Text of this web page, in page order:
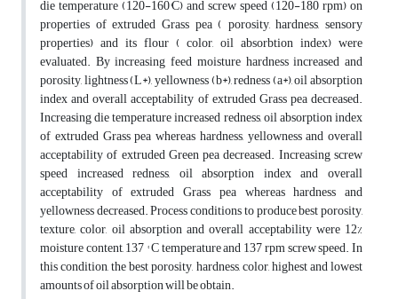
die temperature (120-160°C) and screw speed (120-180 rpm) on
properties of extruded Grass pea ( porosity, hardness, sensory
properties) and its flour ( color, oil absorbtion index) were
evaluated. By increasing feed moisture hardness increased and
porosity, lightness (L*), yellowness (b*), redness (a*), oil absorption
index and overall acceptability of extruded Grass pea decreased.
Increasing die temperature increased redness, oil absorption index
of extruded Grass pea whereas hardness, yellowness and overall
acceptability of extruded Green pea decreased. Increasing screw
speed increased redness, oil absorption index and overall
acceptability of extruded Grass pea whereas hardness and
yellowness decreased. Process conditions to produce best porosity,
texture, color, oil absorption and overall acceptability were 12%
moisture content, 137 ° C temperature and 137 rpm screw speed. In
this condition, the best porosity, hardness, color, highest and lowest
amounts of oil absorption will be obtain.